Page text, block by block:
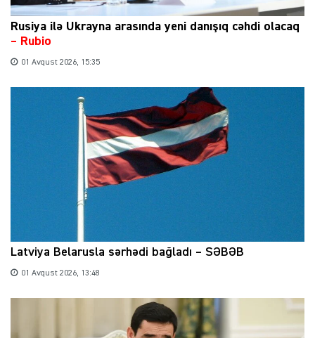
Rusiya ilə Ukrayna arasında yeni danışıq cəhdi olacaq
– Rubio
01 Avqust 2026, 15:35
Latviya Belarusla sərhədi bağladı – SƏBƏB
01 Avqust 2026, 13:48